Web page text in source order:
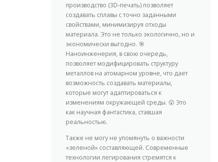
производство (3D-печать) позволяет
создавать сплавы с точно заданными
свойствами, минимизируя отходы
материала. Это не только экологично, но и
экономически выгодно. 🎯
Наноинженерия, в свою очередь,
позволяет модифицировать структуру
металлов на атомарном уровне, что дает
возможность создавать материалы,
которые могут адаптироваться к
изменениям окружающей среды. 😲 Это
как научная фантастика, ставшая
реальностью.
Также не могу не упомянуть о важности
«зеленой» составляющей. Современные
технологии легирования стремятся к